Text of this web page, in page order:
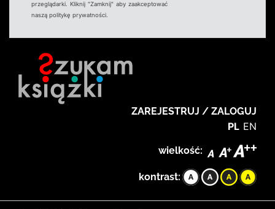
przeglądarki. Kliknij "Zamknij" aby zaakceptować
naszą politykę prywatności.
ZAREJESTRUJ / ZALOGUJ
PL EN
wielkość:
kontrast: